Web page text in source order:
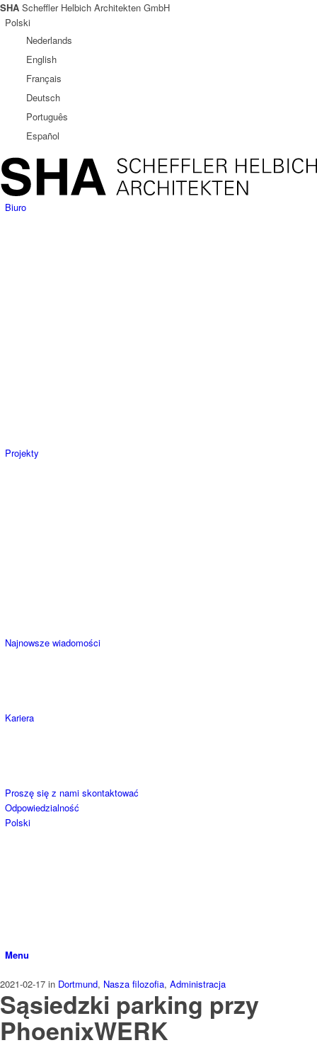
SHA Scheffler Helbich Architekten GmbH
Polski
Nederlands
English
Français
Deutsch
Português
Español
Biuro
Projekty
Najnowsze wiadomości
Kariera
Proszę się z nami skontaktować
Odpowiedzialność
Polski
Menu
2021-02-17 in Dortmund, Nasza filozofia, Administracja
Sąsiedzki parking przy
PhoenixWERK